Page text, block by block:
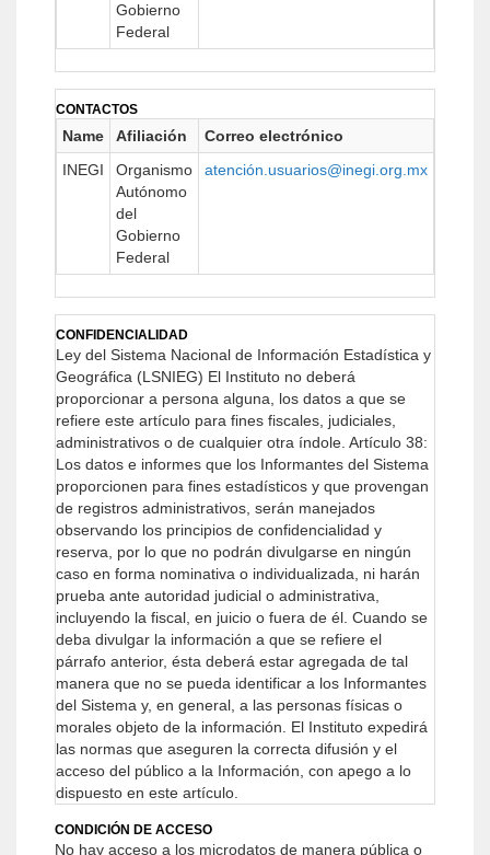
Gobierno
Federal
CONTACTOS
Name Afiliación Correo electrónico
INEGI
Organismo
Autónomo
del
Gobierno
Federal
atención.usuarios@inegi.org.mx
CONFIDENCIALIDAD
Ley del Sistema Nacional de Información Estadística y
Geográfica (LSNIEG) El Instituto no deberá
proporcionar a persona alguna, los datos a que se
refiere este artículo para fines fiscales, judiciales,
administrativos o de cualquier otra índole. Artículo 38:
Los datos e informes que los Informantes del Sistema
proporcionen para fines estadísticos y que provengan
de registros administrativos, serán manejados
observando los principios de confidencialidad y
reserva, por lo que no podrán divulgarse en ningún
caso en forma nominativa o individualizada, ni harán
prueba ante autoridad judicial o administrativa,
incluyendo la fiscal, en juicio o fuera de él. Cuando se
deba divulgar la información a que se refiere el
párrafo anterior, ésta deberá estar agregada de tal
manera que no se pueda identificar a los Informantes
del Sistema y, en general, a las personas físicas o
morales objeto de la información.
El Instituto expedirá
las normas que aseguren la correcta difusión y el
acceso del público a la Información, con apego a lo
dispuesto en este artículo.
CONDICIÓN DE ACCESO
No hay acceso a los microdatos de manera pública o